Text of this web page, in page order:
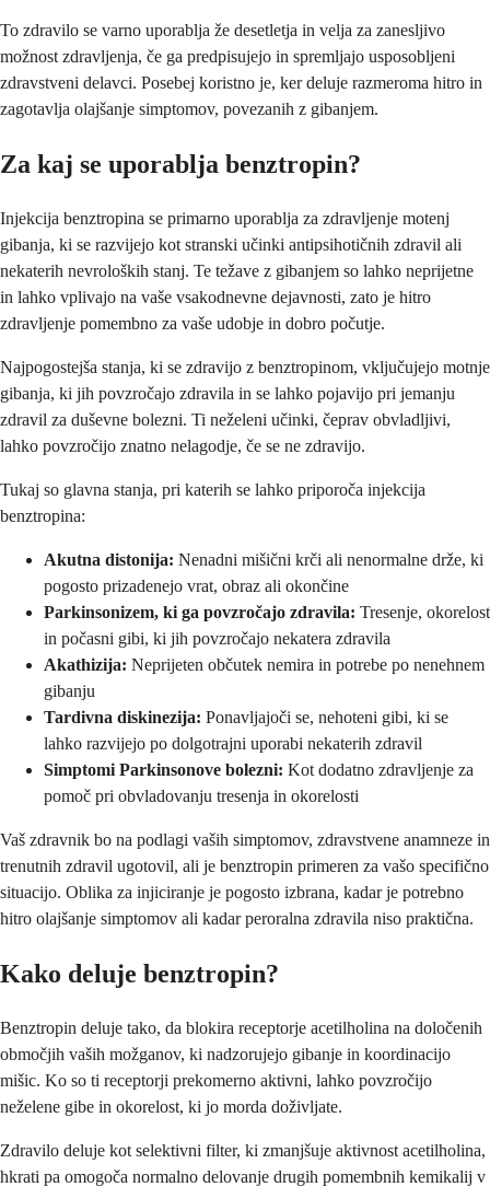
To zdravilo se varno uporablja že desetletja in velja za zanesljivo
možnost zdravljenja, če ga predpisujejo in spremljajo usposobljeni
zdravstveni delavci. Posebej koristno je, ker deluje razmeroma hitro in
zagotavlja olajšanje simptomov, povezanih z gibanjem.
Za kaj se uporablja benztropin?
Injekcija benztropina se primarno uporablja za zdravljenje motenj
gibanja, ki se razvijejo kot stranski učinki antipsihotičnih zdravil ali
nekaterih nevroloških stanj. Te težave z gibanjem so lahko neprijetne
in lahko vplivajo na vaše vsakodnevne dejavnosti, zato je hitro
zdravljenje pomembno za vaše udobje in dobro počutje.
Najpogostejša stanja, ki se zdravijo z benztropinom, vključujejo motnje
gibanja, ki jih povzročajo zdravila in se lahko pojavijo pri jemanju
zdravil za duševne bolezni. Ti neželeni učinki, čeprav obvladljivi,
lahko povzročijo znatno nelagodje, če se ne zdravijo.
Tukaj so glavna stanja, pri katerih se lahko priporoča injekcija
benztropina:
Akutna distonija: Nenadni mišični krči ali nenormalne drže, ki
pogosto prizadenejo vrat, obraz ali okončine
Parkinsonizem, ki ga povzročajo zdravila: Tresenje, okorelost
in počasni gibi, ki jih povzročajo nekatera zdravila
Akathizija: Neprijeten občutek nemira in potrebe po nenehnem
gibanju
Tardivna diskinezija: Ponavljajoči se, nehoteni gibi, ki se
lahko razvijejo po dolgotrajni uporabi nekaterih zdravil
Simptomi Parkinsonove bolezni: Kot dodatno zdravljenje za
pomoč pri obvladovanju tresenja in okorelosti
Vaš zdravnik bo na podlagi vaših simptomov, zdravstvene anamneze in
trenutnih zdravil ugotovil, ali je benztropin primeren za vašo specifično
situacijo. Oblika za injiciranje je pogosto izbrana, kadar je potrebno
hitro olajšanje simptomov ali kadar peroralna zdravila niso praktična.
Kako deluje benztropin?
Benztropin deluje tako, da blokira receptorje acetilholina na določenih
območjih vaših možganov, ki nadzorujejo gibanje in koordinacijo
mišic. Ko so ti receptorji prekomerno aktivni, lahko povzročijo
neželene gibe in okorelost, ki jo morda doživljate.
Zdravilo deluje kot selektivni filter, ki zmanjšuje aktivnost acetilholina,
hkrati pa omogoča normalno delovanje drugih pomembnih kemikalij v